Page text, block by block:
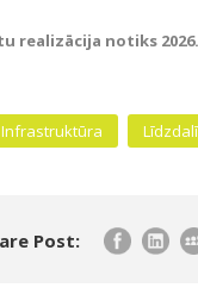
realizācija notiks
Infrastruktūra
Post: